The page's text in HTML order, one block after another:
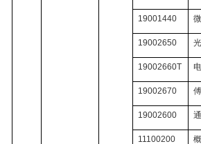
19001440
19002650
19002660T
19002670
19002600
11100200